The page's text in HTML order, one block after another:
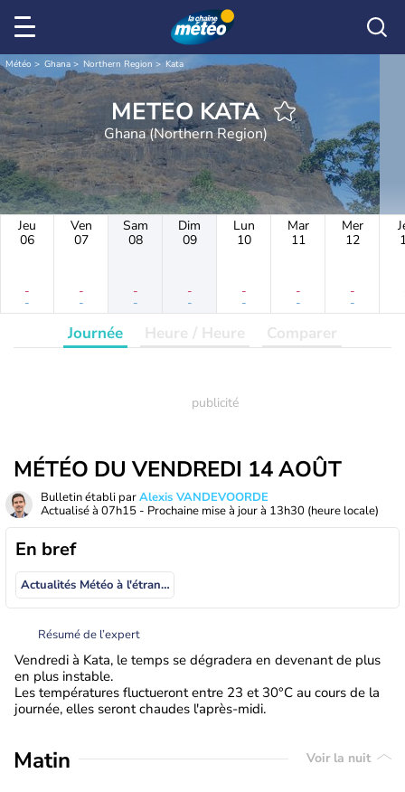
Météo Ghana Northern Region Kata
METEO KATA
Ghana (Northern Region)
Jeu
06
-
-
Ven
07
-
-
Sam
08
-
-
Dim
09
-
-
Lun
10
-
-
Mar
11
-
-
Mer
12
-
-
Journée Heure / Heure Comparer
MÉTÉO DU VENDREDI 14 AOÛT
Bulletin établi parAlexis VANDEVOORDE
Actualisé à 07h15 - Prochaine mise à jour à 13h30 (heure locale)
En bref
Actualités Météo à l'étranger
Résumé de l’expert
Vendredi à Kata, le temps se dégradera en devenant de plus
en plus instable.
Les températures fluctueront entre 23 et 30°C au cours de la
journée, elles seront chaudes l'après-midi.
Matin Voir la nuit